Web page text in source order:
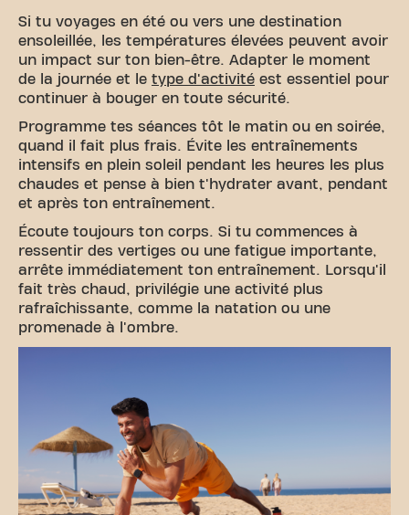
Si tu voyages en été ou vers une destination
ensoleillée, les températures élevées peuvent avoir
un impact sur ton bien-être. Adapter le moment
de la journée et le type d'activité est essentiel pour
continuer à bouger en toute sécurité.
Programme tes séances tôt le matin ou en soirée,
quand il fait plus frais. Évite les entraînements
intensifs en plein soleil pendant les heures les plus
chaudes et pense à bien t'hydrater avant, pendant
et après ton entraînement.
Écoute toujours ton corps. Si tu commences à
ressentir des vertiges ou une fatigue importante,
arrête immédiatement ton entraînement. Lorsqu'il
fait très chaud, privilégie une activité plus
rafraîchissante, comme la natation ou une
promenade à l'ombre.